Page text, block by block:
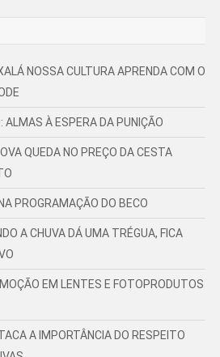
NOSSA CULTURA APRENDA COM O
ALMAS À ESPERA DA PUNIÇÃO
QUEDA NO PREÇO DA CESTA
PROGRAMAÇÃO DO BECO
A CHUVA DÁ UMA TRÉGUA, FICA
EM LENTES E FOTOPRODUTOS
A IMPORTÂNCIA DO RESPEITO